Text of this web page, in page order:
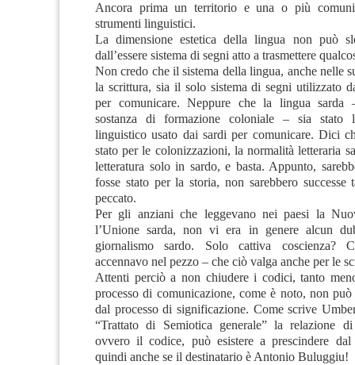
Ancora prima un territorio e una o più
strumenti linguistici.
La dimensione estetica della lingua non può
dall’essere sistema di segni atto a trasmettere
Non credo che il sistema della lingua, anche nelle
la scrittura, sia il solo sistema di segni utilizzato
per comunicare. Neppure che la lingua sarda
sostanza di formazione coloniale – sia stato
linguistico usato dai sardi per comunicare. Dici
stato per le colonizzazioni, la normalità letteraria
letteratura solo in sardo, e basta. Appunto,
fosse stato per la storia, non sarebbero successe
peccato.
Per gli anziani che leggevano nei paesi la
l’Unione sarda, non vi era in genere alcun
giornalismo sardo. Solo cattiva coscienza?
accennavo nel pezzo – che ciò valga anche per le
Attenti perciò a non chiudere i codici, tanto
processo di comunicazione, come è noto, non può
dal processo di significazione. Come scrive
“Trattato di Semiotica generale” la relazione
ovvero il codice, può esistere a prescindere dal
quindi anche se il destinatario è Antonio Buluggiu!